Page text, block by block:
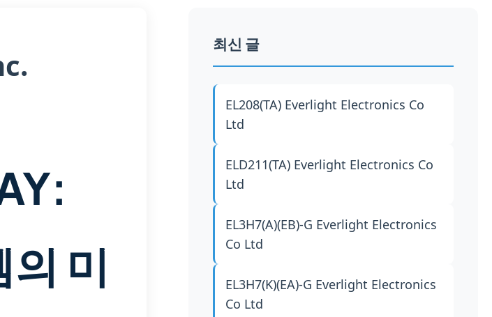
미
최신 글
EL208(TA) Everlight Electronics Co
Ltd
ELD211(TA) Everlight Electronics Co
Ltd
EL3H7(A)(EB)-G Everlight Electronics
Co Ltd
EL3H7(K)(EA)-G Everlight Electronics
Co Ltd